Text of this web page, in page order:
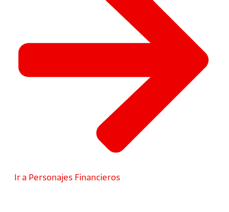
Ir a Personajes Financieros